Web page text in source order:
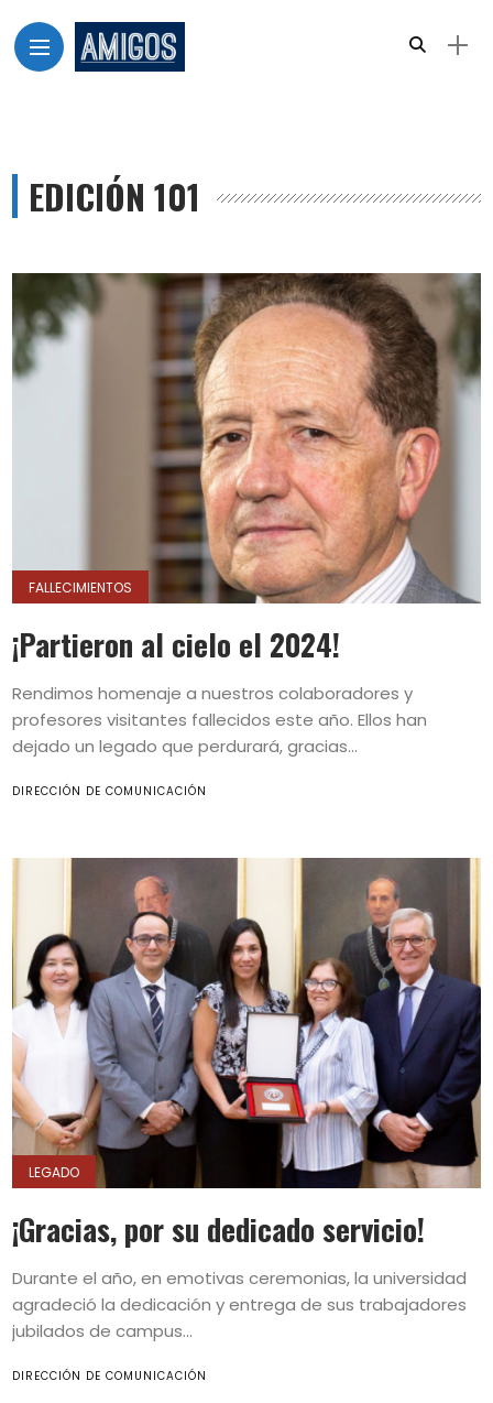
EDICIÓN 101
FALLECIMIENTOS
¡Partieron al cielo el 2024!
Rendimos homenaje a nuestros colaboradores y
profesores visitantes fallecidos este año. Ellos han
dejado un legado que perdurará, gracias...
DIRECCIÓN DE COMUNICACIÓN
LEGADO
¡Gracias, por su dedicado servicio!
Durante el año, en emotivas ceremonias, la universidad
agradeció la dedicación y entrega de sus trabajadores
jubilados de campus...
DIRECCIÓN DE COMUNICACIÓN